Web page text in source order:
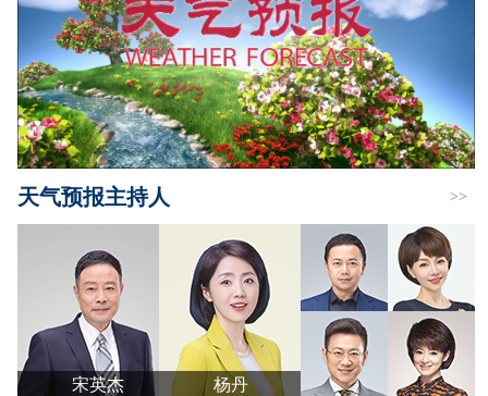
>>
天气预报主持人
宋英杰 杨丹